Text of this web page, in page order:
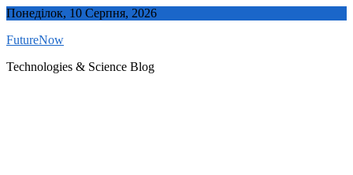
Skip
content
Понеділок, 10 Серпня, 2026
FutureNow
Technologies & Science Blog